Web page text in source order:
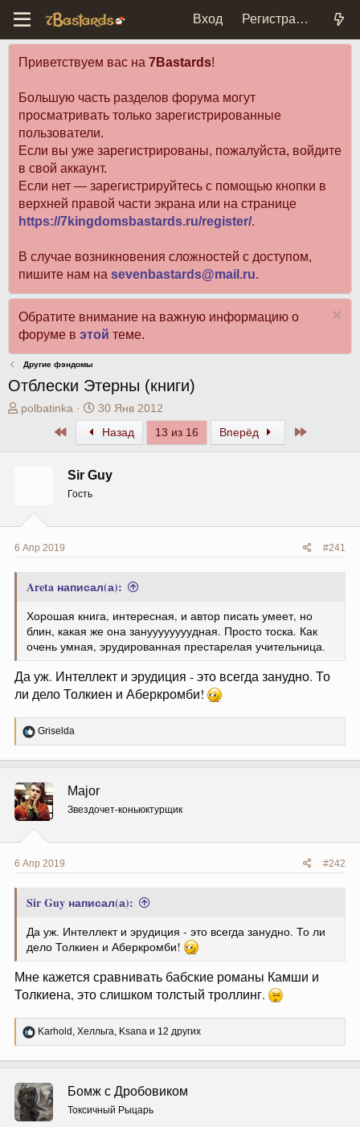
Вход Регистрация
Приветствуем вас на 7Bastards!
Большую часть разделов форума могут
просматривать только зарегистрированные
пользователи.
Если вы уже зарегистрированы, пожалуйста, войдите
в свой аккаунт.
Если нет — зарегистрируйтесь с помощью кнопки в
верхней правой части экрана или на странице
https://7kingdomsbastards.ru/register/.
В случае возникновения сложностей с доступом,
пишите нам на sevenbastards@mail.ru.
Обратите внимание на важную информацию о
форуме в этой теме.
Другие фэндомы
Отблески Этерны (книги)
А
ы
polbatinka
Д
а
а
л
30 Янв 2012
ПервыйНазад 13 из 16 Вперёд
Sir Guy
Гость
6 Апр 2019 #241
Areta написал(а):
Хорошая книга, интересная, и автор писать умеет, но
блин, какая же она зануууууууудная. Просто тоска. Как
очень умная, эрудированная престарелая учительница.
Да уж. Интеллект и эрудиция - это всегда занудно. То
ли дело Толкиен и Аберкромби!
Р
е
ц
и
и
:
Griselda
Major
Звездочет-коньюктурщик
6 Апр 2019 #242
Sir Guy написал(а):
Да уж. Интеллект и эрудиция - это всегда занудно. То ли
дело Толкиен и Аберкромби!
Мне кажется сравнивать бабские романы Камши и
Толкиена, это слишком толстый троллинг.
Р
е
ц
и
и
:
Karhold , Хелльга, Ksana и 12 других
Бомж с Дробовиком
Токсичный Рыцарь